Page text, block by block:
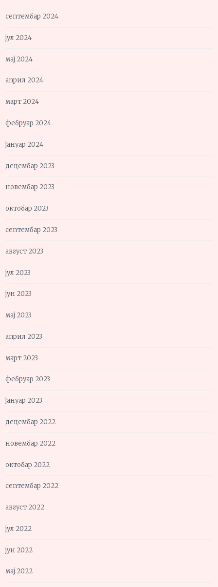
септембар 2024
јул 2024
мај 2024
април 2024
март 2024
фебруар 2024
јануар 2024
децембар 2023
новембар 2023
октобар 2023
септембар 2023
август 2023
јул 2023
јун 2023
мај 2023
април 2023
март 2023
фебруар 2023
јануар 2023
децембар 2022
новембар 2022
октобар 2022
септембар 2022
август 2022
јул 2022
јун 2022
мај 2022